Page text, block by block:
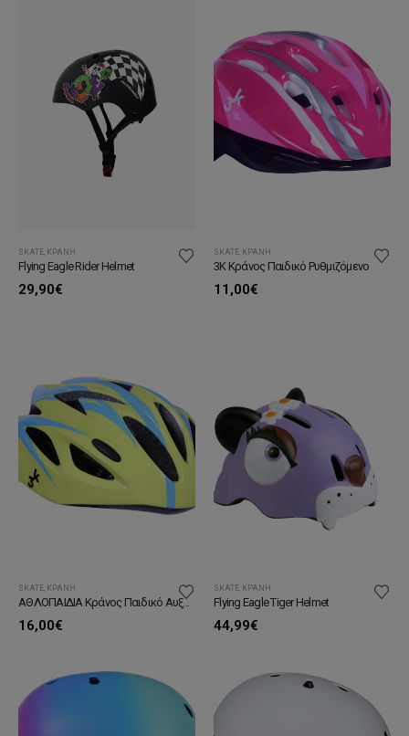
SKATE ΚΡΆΝΗ
Flying Eagle Rider Helmet
29,90€
SKATE ΚΡΆΝΗ
3K Κράνος Παιδικό Ρυθμιζόμενο
11,00€
SKATE ΚΡΆΝΗ
ΑΘΛΟΠΑΙΔΙΑ Κράνος Παιδικό Αυξομειούμενο
16,00€
SKATE ΚΡΆΝΗ
Flying Eagle Tiger Helmet
44,99€